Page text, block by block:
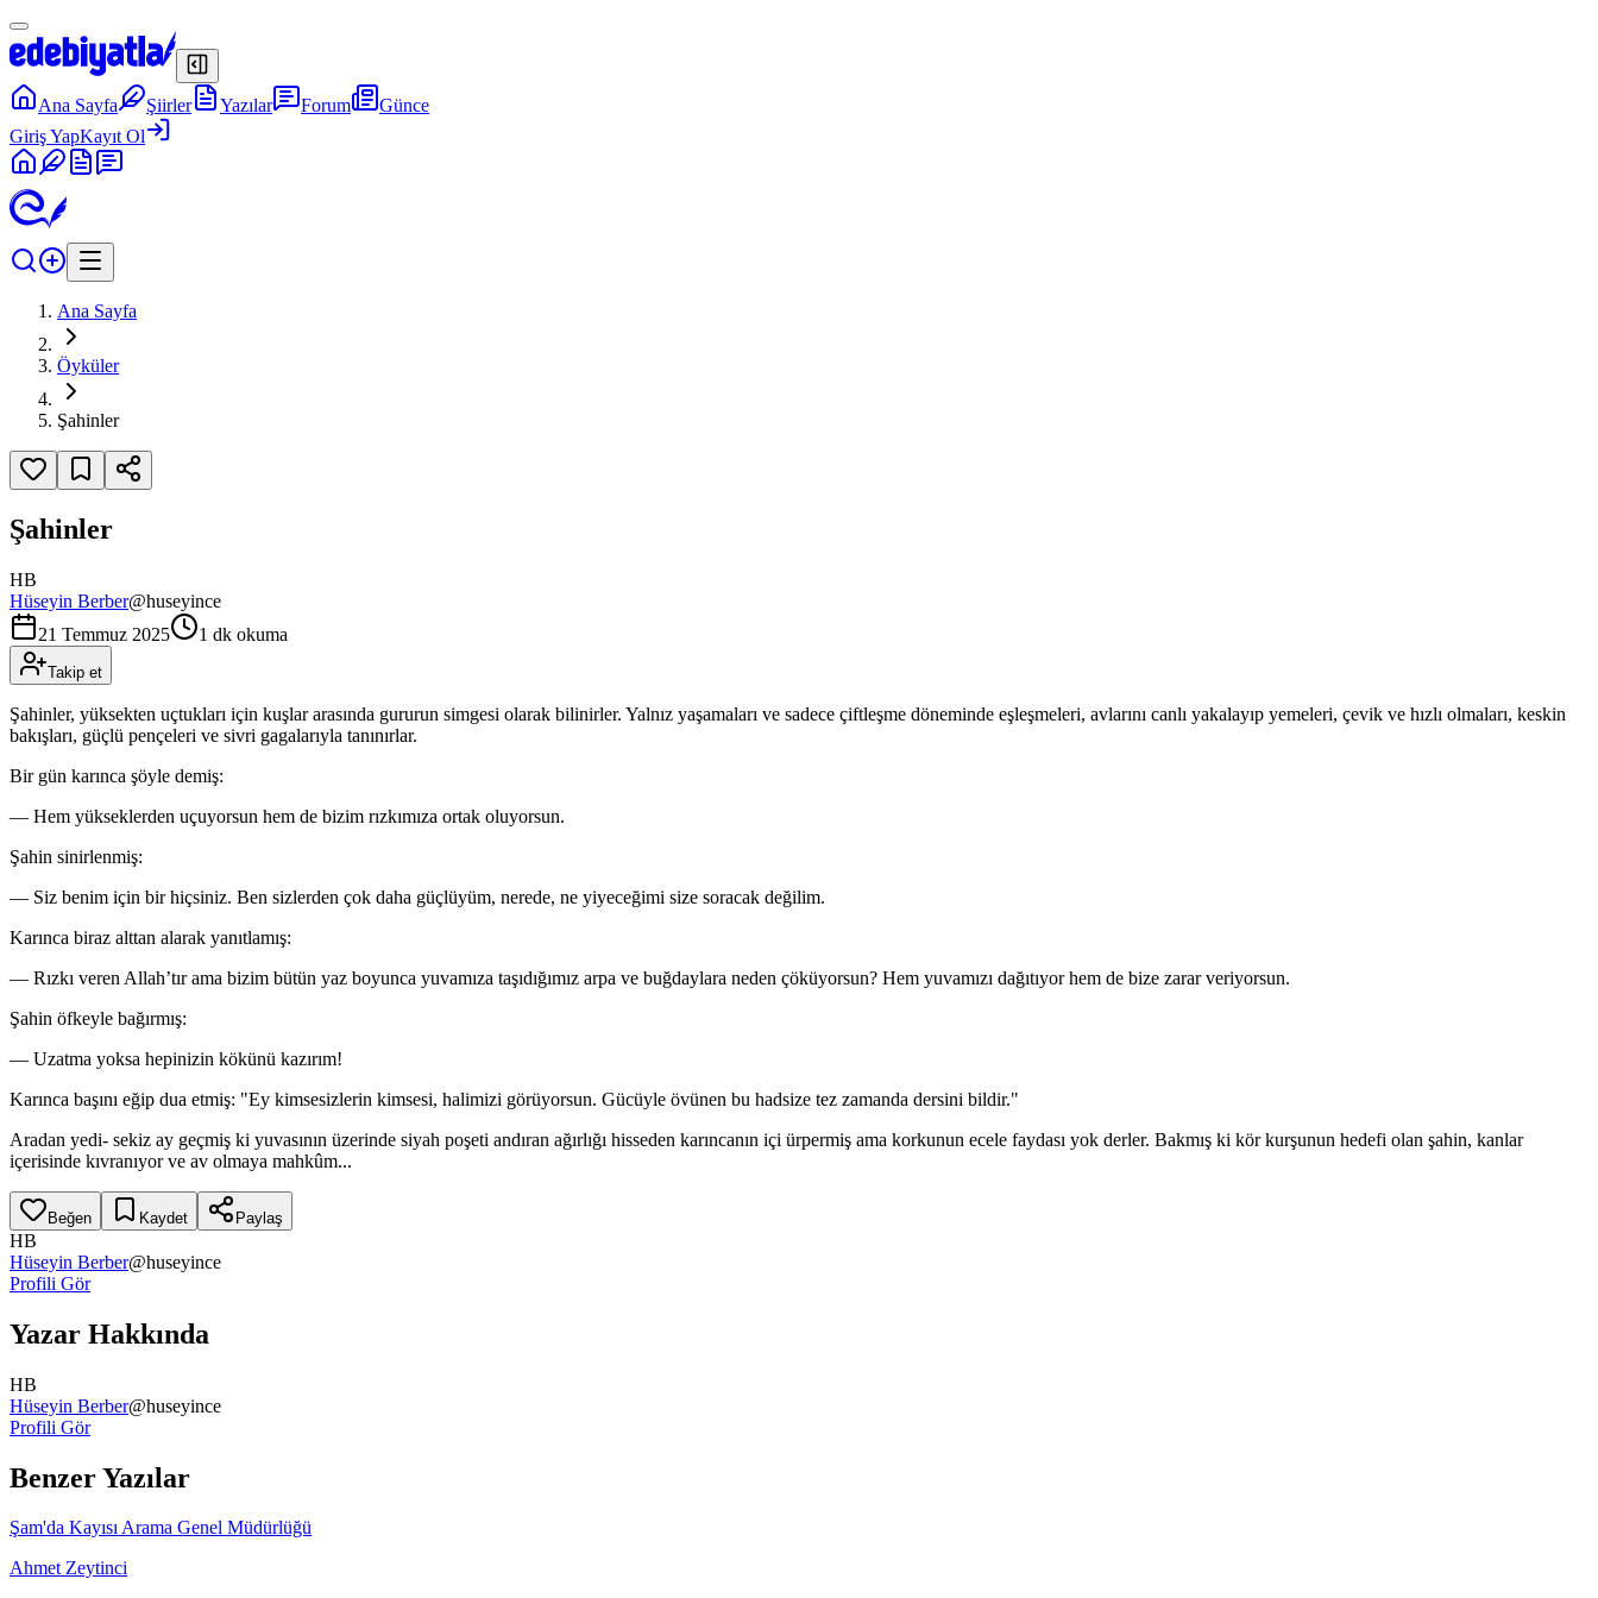
Ana Sayfa Şiirler Yazılar Forum
Günce
Giriş YapKayıt Ol
Ana Sayfa
Öyküler
Şahinler
Şahinler
HB
Hüseyin Berber@huseyince
21 Temmuz 2025
1 dk okuma
Takip et
Şahinler, yüksekten uçtukları için kuşlar arasında gururun simgesi olarak bilinirler. Yalnız yaşamaları ve sadece çiftleşme döneminde eşleşmeleri, avlarını canlı yakalayıp yemeleri, çevik ve hızlı olmaları, keskin
bakışları, güçlü pençeleri ve sivri gagalarıyla tanınırlar.
Bir gün karınca şöyle demiş:
— Hem yükseklerden uçuyorsun hem de bizim rızkımıza ortak oluyorsun.
Şahin sinirlenmiş:
— Siz benim için bir hiçsiniz. Ben sizlerden çok daha güçlüyüm, nerede, ne yiyeceğimi size soracak değilim.
Karınca biraz alttan alarak yanıtlamış:
— Rızkı veren Allah’tır ama bizim bütün yaz boyunca yuvamıza taşıdığımız arpa ve buğdaylara neden çöküyorsun? Hem yuvamızı dağıtıyor hem de bize zarar veriyorsun.
Şahin öfkeyle bağırmış:
— Uzatma yoksa hepinizin kökünü kazırım!
Karınca başını eğip dua etmiş: "Ey kimsesizlerin kimsesi, halimizi görüyorsun. Gücüyle övünen bu hadsize tez zamanda dersini bildir."
Aradan yedi- sekiz ay geçmiş ki yuvasının üzerinde siyah poşeti andıran ağırlığı hisseden karıncanın içi ürpermiş ama korkunun ecele faydası yok derler. Bakmış ki kör kurşunun hedefi olan şahin, kanlar
içerisinde kıvranıyor ve av olmaya mahkûm...
Beğen Kaydet Paylaş
HB
Hüseyin Berber@huseyince
Profili Gör
Yazar Hakkında
HB
Hüseyin Berber@huseyince
Profili Gör
Benzer Yazılar
Şam'da Kayısı Arama Genel Müdürlüğü
Ahmet Zeytinci